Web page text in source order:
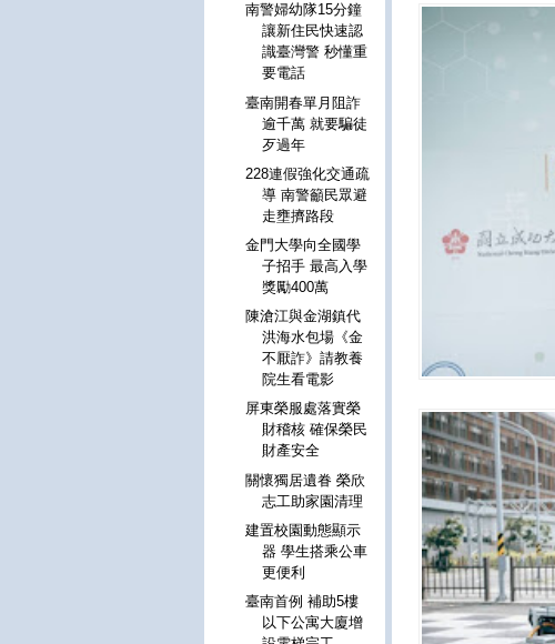
南警婦幼隊15分鐘
讓新住民快速認
識臺灣警 秒懂重
要電話
臺南開春單月阻詐
逾千萬 就要騙徒
歹過年
228連假強化交通疏
導 南警籲民眾避
走壅擠路段
金門大學向全國學
子招手 最高入學
獎勵400萬
陳滄江與金湖鎮代
洪海水包場《金
不厭詐》請教養
院生看電影
屏東榮服處落實榮
財稽核 確保榮民
財產安全
關懷獨居遺眷 榮欣
志工助家園清理
建置校園動態顯示
器 學生搭乘公車
更便利
臺南首例 補助5樓
以下公寓大廈增